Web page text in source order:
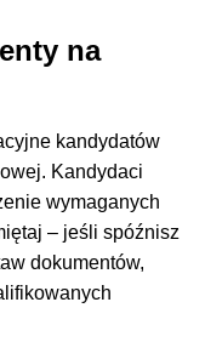
na
kandydatów
Kandydaci
wymaganych
– jeśli spóźnisz
dokumentów,